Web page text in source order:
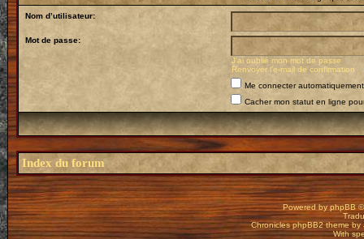
Nom d’utilisateur:
Mot de passe:
J’ai oublié mon mot de passe
Renvoyer l’e-mail de confirmation
Me connecter
Cacher mon statut en ligne
Index du forum
Powered byphpBB©
Chronicles phpBB2 theme by
With